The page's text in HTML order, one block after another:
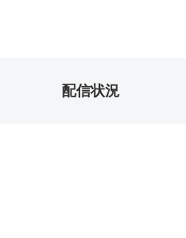
配信状況